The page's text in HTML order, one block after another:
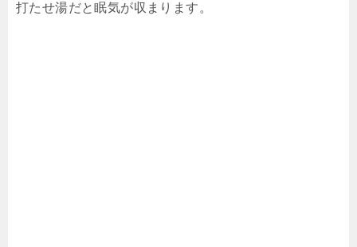
打たせ湯だと眠気が収まります。